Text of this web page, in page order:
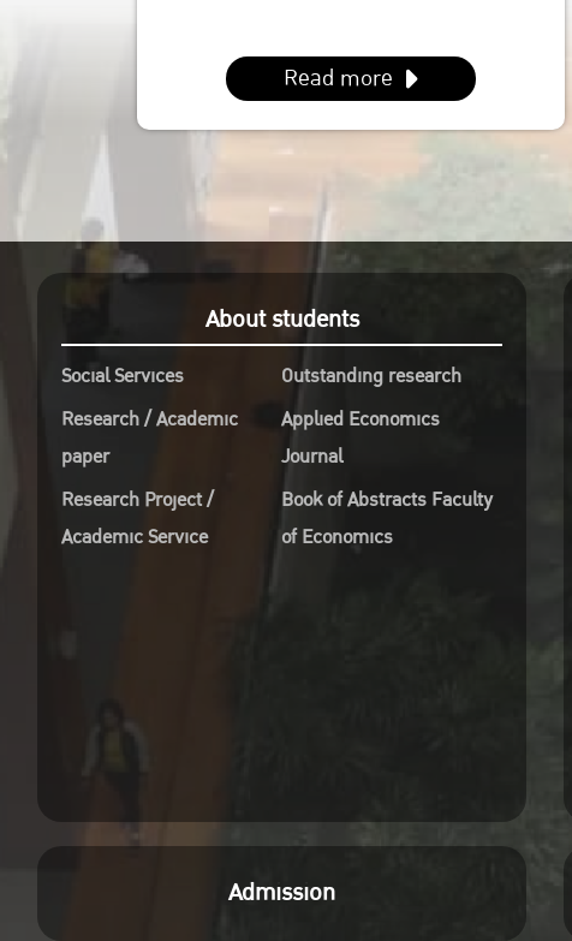
Read more
About students
Social Services
Outstanding research
Research / Academic
paper
Applied Economics
Journal
Research Project /
Academic Service
Book of Abstracts Faculty
of Economics
Admission